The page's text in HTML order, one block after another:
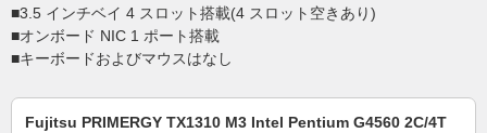
■3.5 インチベイ 4 スロット搭載(4 スロット空きあり)
■オンボード NIC 1 ポート搭載
■キーボードおよびマウスはなし
Fujitsu PRIMERGY TX1310 M3 Intel Pentium G4560 2C/4T